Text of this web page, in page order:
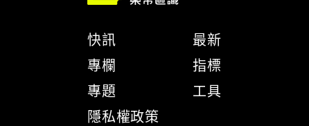
快訊
專欄
專題
隱私權政策
最新
指標
工具